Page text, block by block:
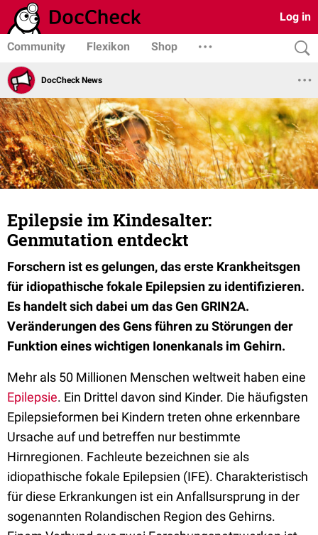
Log in
Community Flexikon Shop
DocCheck News
Epilepsie im Kindesalter:
Genmutation entdeckt
Forschern ist es gelungen, das erste Krankheitsgen
für idiopathische fokale Epilepsien zu identifizieren.
Es handelt sich dabei um das Gen GRIN2A.
Veränderungen des Gens führen zu Störungen der
Funktion eines wichtigen Ionenkanals im Gehirn.
Mehr als 50 Millionen Menschen weltweit haben eine
Epilepsie. Ein Drittel davon sind Kinder. Die häufigsten
Epilepsieformen bei Kindern treten ohne erkennbare
Ursache auf und betreffen nur bestimmte
Hirnregionen. Fachleute bezeichnen sie als
idiopathische fokale Epilepsien (IFE). Charakteristisch
für diese Erkrankungen ist ein Anfallsursprung in der
sogenannten Rolandischen Region des Gehirns.